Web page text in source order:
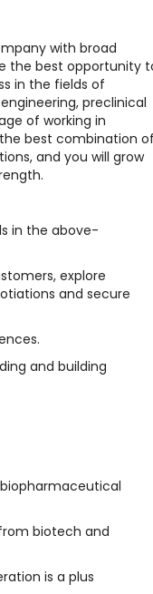
with broad
the best opportunity
in the fields of
preclinical
of working in
best combination of
and you will grow
in the above-
explore
and secure
and building
biotech and
is a plus